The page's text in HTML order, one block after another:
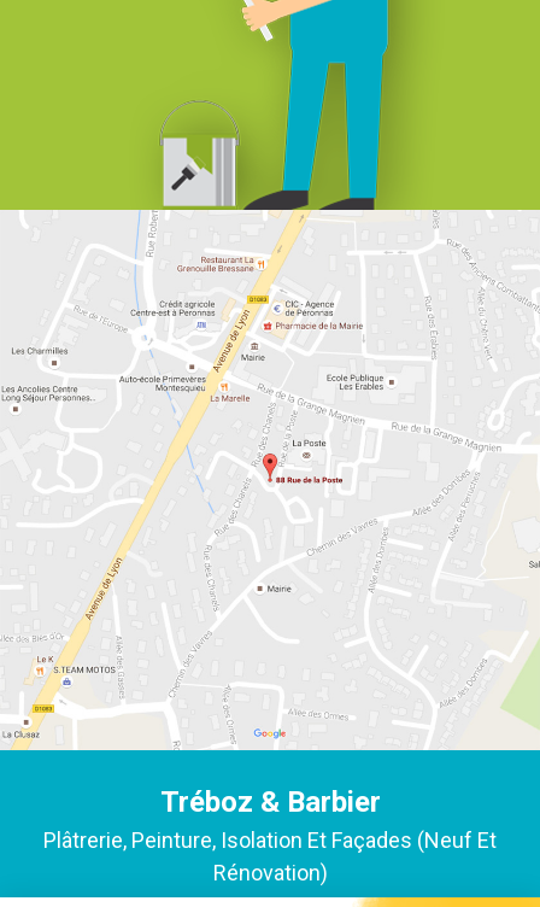
Tréboz & Barbier
Plâtrerie, Peinture, Isolation Et Façades (neuf Et
Rénovation)